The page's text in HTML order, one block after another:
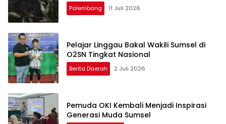
Palembang 11 Juli 2026
Pelajar Linggau Bakal Wakili Sumsel di
O2SN Tingkat Nasional
Berita Daerah 2 Juli 2026
Pemuda OKI Kembali Menjadi Inspirasi
Generasi Muda Sumsel